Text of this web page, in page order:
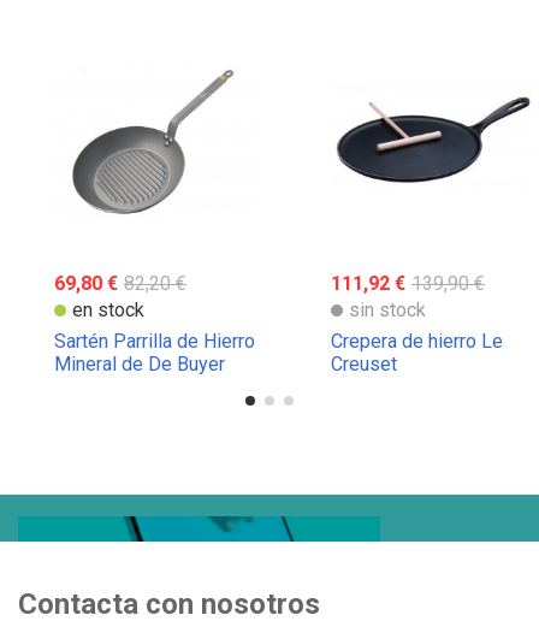
69,80 € 82,20 €
en stock
Sartén Parrilla de Hierro
Mineral de De Buyer
111,92 € 139,90 €
sin stock
Crepera de hierro Le
Creuset
Contacta con nosotros